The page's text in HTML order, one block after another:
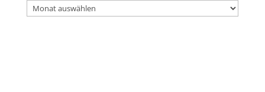
Archiv